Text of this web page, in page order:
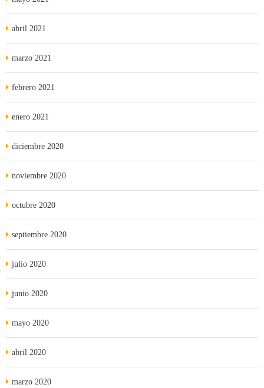
abril 2021
marzo 2021
febrero 2021
enero 2021
diciembre 2020
noviembre 2020
octubre 2020
septiembre 2020
julio 2020
junio 2020
mayo 2020
abril 2020
marzo 2020